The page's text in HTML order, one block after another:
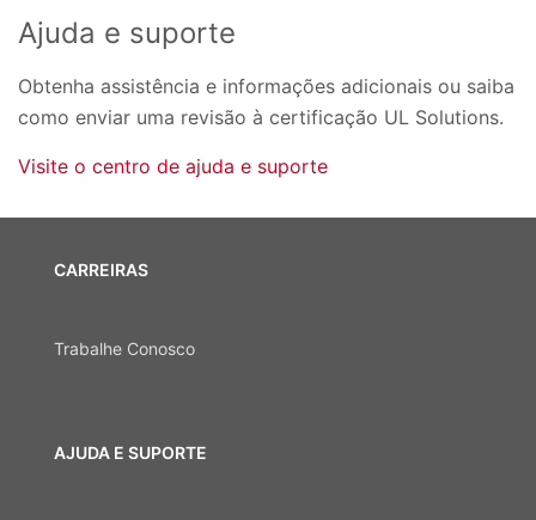
Ajuda e suporte
Obtenha assistência e informações adicionais ou saiba
como enviar uma revisão à certificação UL Solutions.
Visite o centro de ajuda e suporte
CARREIRAS
Trabalhe Conosco
AJUDA E SUPORTE